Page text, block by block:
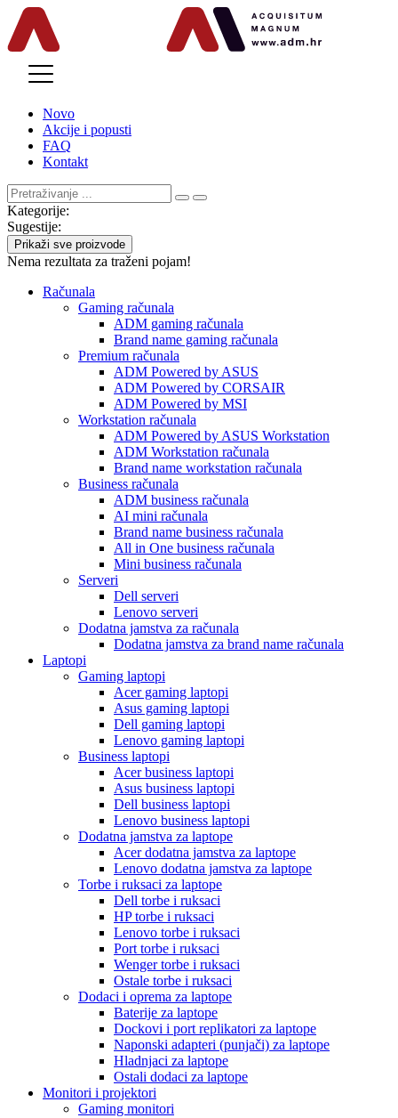
Novo
Akcije i popusti
FAQ
Kontakt
Kategorije:
Sugestije:
Prikaži sve proizvode
Nema rezultata za traženi pojam!
Računala
Gaming računala
ADM gaming računala
Brand name gaming računala
Premium računala
ADM Powered by ASUS
ADM Powered by CORSAIR
ADM Powered by MSI
Workstation računala
ADM Powered by ASUS Workstation
ADM Workstation računala
Brand name workstation računala
Business računala
ADM business računala
AI mini računala
Brand name business računala
All in One business računala
Mini business računala
Serveri
Dell serveri
Lenovo serveri
Dodatna jamstva za računala
Dodatna jamstva za brand name računala
Laptopi
Gaming laptopi
Acer gaming laptopi
Asus gaming laptopi
Dell gaming laptopi
Lenovo gaming laptopi
Business laptopi
Acer business laptopi
Asus business laptopi
Dell business laptopi
Lenovo business laptopi
Dodatna jamstva za laptope
Acer dodatna jamstva za laptope
Lenovo dodatna jamstva za laptope
Torbe i ruksaci za laptope
Dell torbe i ruksaci
HP torbe i ruksaci
Lenovo torbe i ruksaci
Port torbe i ruksaci
Wenger torbe i ruksaci
Ostale torbe i ruksaci
Dodaci i oprema za laptope
Baterije za laptope
Dockovi i port replikatori za laptope
Naponski adapteri (punjači) za laptope
Hladnjaci za laptope
Ostali dodaci za laptope
Monitori i projektori
Gaming monitori